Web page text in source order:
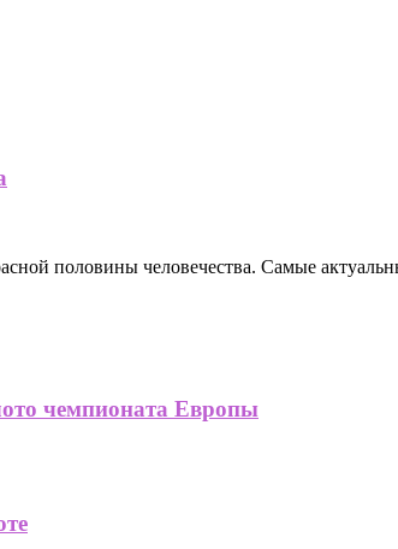
половины человечества. Самые
чемпионата Европы